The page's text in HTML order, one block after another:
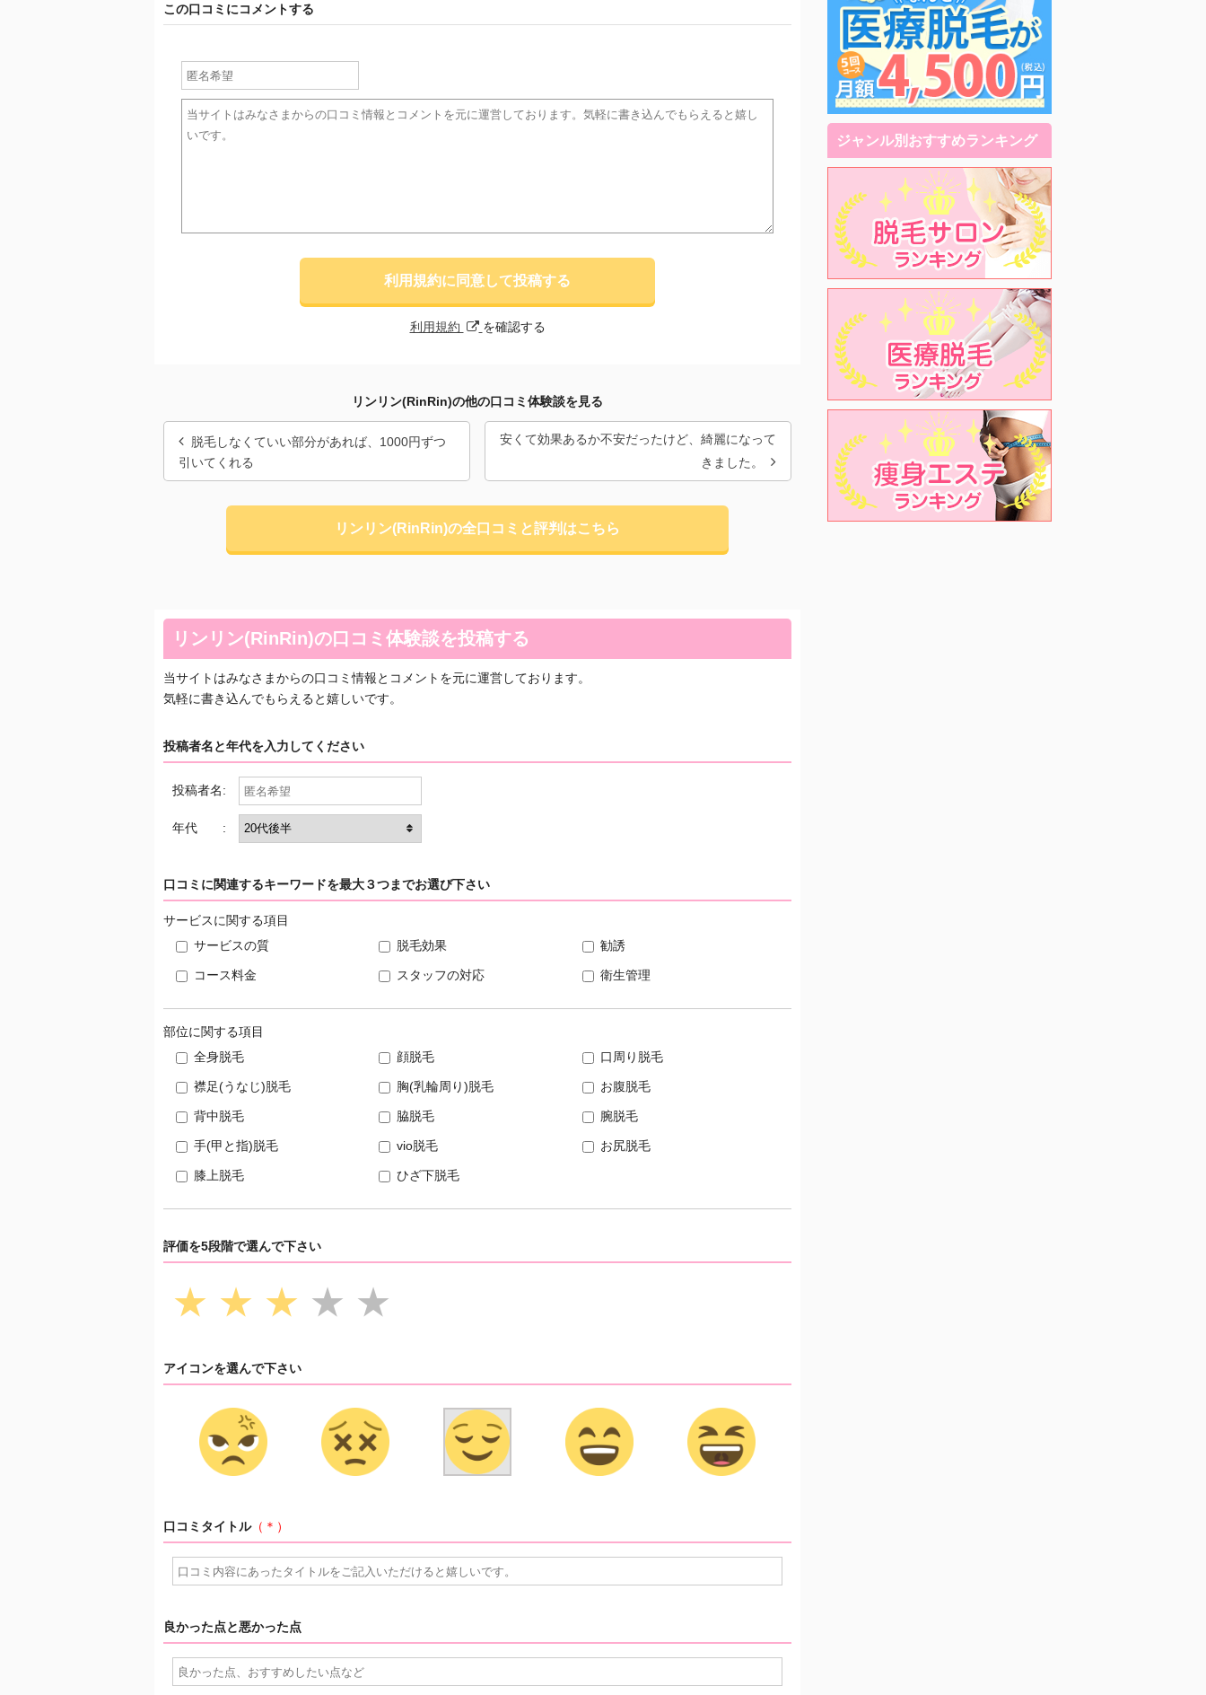
この口コミにコメントする
利用規約に同意して投稿する
利用規約 を確認する
リンリン(RinRin)の他の口コミ体験談を見る
脱毛しなくていい部分があれば、1000円ずつ
引いてくれる
安くて効果あるか不安だったけど、綺麗になって
きました。
リンリン(RinRin)の全口コミと評判はこちら
リンリン(RinRin)の口コミ体験談を投稿する
当サイトはみなさまからの口コミ情報とコメントを元に運営しております。
気軽に書き込んでもらえると嬉しいです。
投稿者名と年代を入力してください
投稿者名:
年代 :
口コミに関連するキーワードを最大３つまでお選び下さい
サービスに関する項目
サービスの質
脱毛効果 勧誘
コース料金 スタッフの対応 衛生管理
部位に関する項目
全身脱毛
顔脱毛 口周り脱毛
襟足(うなじ)脱毛 胸(乳輪周り)脱毛 お腹脱毛
背中脱毛 脇脱毛 腕脱毛
手(甲と指)脱毛 vio脱毛 お尻脱毛
膝上脱毛 ひざ下脱毛
評価を5段階で選んで下さい
★ ★ ★ ★ ★
アイコンを選んで下さい
口コミタイトル（＊）
良かった点と悪かった点
ジャンル別おすすめランキング